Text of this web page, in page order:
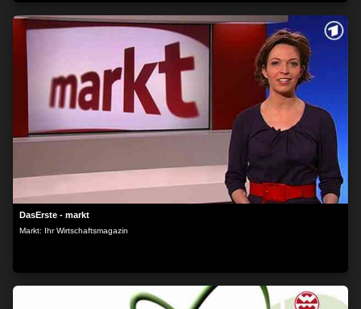
Eisdrache steckt, eine alte mythische Figur. Sein Ziel ist es, den Menschen Freude
und Zuversicht zu nehmen und die Welt im ewigen Winter versinken zu lassen. Zum
Glück steht Melody ihr bester Freund Leif zur Seite. Doch werden sie es schaffen, die
skeptischen Dorfbewohner zu überzeugen, bevor es zu spät ist? Der Inhalt wird
bereitgestellt von: PLAION PICTURES GmbH, Lochhamer Str. 9, 82152
Planegg/München
DasErste - markt
Markt: Ihr Wirtschaftsmagazin